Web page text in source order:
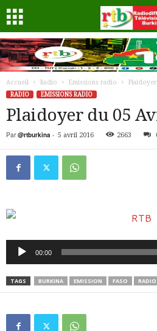
Accueil Radio Emissions radio
RADIO
EMISSIONS RADIO
Plaidoyer du 05
Par @rtburkina - 5 avril 2016 2663
Lecteur
audio
00:00
TAGS BURKINA EMISSION FASO RADIO